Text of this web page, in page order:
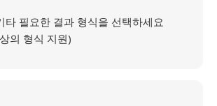
타 필요한 결과 형식을 선택하세요
의 형식 지원)